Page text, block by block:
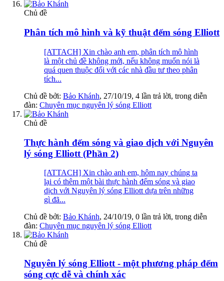
Chủ đề
Phân tích mô hình và kỹ thuật đếm sóng Elliott
[ATTACH] Xin chào anh em, phân tích mô hình
là một chủ đề không mới, nếu không muốn nói là
quá quen thuộc đối với các nhà đầu tư theo phân
tích...
Chủ đề bởi: Bảo Khánh, 27/10/19, 4 lần trả lời, trong diễn
đàn: Chuyên mục nguyên lý sóng Elliott
Chủ đề
Thực hành đếm sóng và giao dịch với Nguyên
lý sóng Elliott (Phần 2)
[ATTACH] Xin chào anh em, hôm nay chúng ta
lại có thêm một bài thực hành đếm sóng và giao
dịch với Nguyên lý sóng Elliott dựa trên những
gì đã...
Chủ đề bởi: Bảo Khánh, 24/10/19, 0 lần trả lời, trong diễn
đàn: Chuyên mục nguyên lý sóng Elliott
Chủ đề
Nguyên lý sóng Elliott - một phương pháp đếm
sóng cực dễ và chính xác